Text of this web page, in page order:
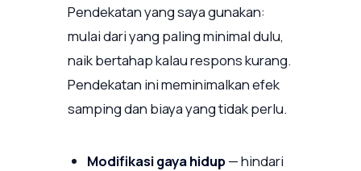
Pendekatan yang saya gunakan:
mulai dari yang paling minimal dulu,
naik bertahap kalau respons kurang.
Pendekatan ini meminimalkan efek
samping dan biaya yang tidak perlu.
Modifikasi gaya hidup— hindari